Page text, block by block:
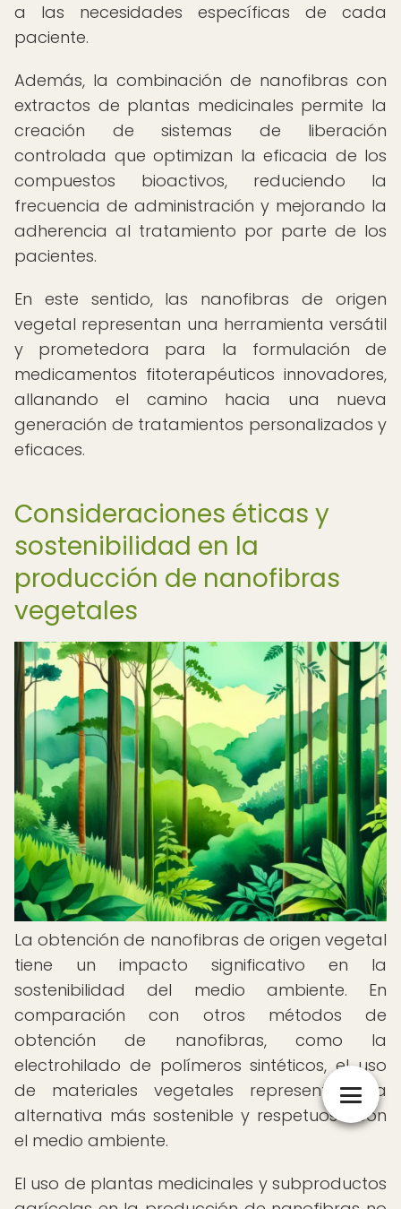
a las necesidades específicas de cada
paciente.
Además, la combinación de nanofibras con
extractos de plantas medicinales permite la
creación de sistemas de liberación
controlada que optimizan la eficacia de los
compuestos bioactivos, reduciendo la
frecuencia de administración y mejorando la
adherencia al tratamiento por parte de los
pacientes.
En este sentido, las nanofibras de origen
vegetal representan una herramienta versátil
y prometedora para la formulación de
medicamentos fitoterapéuticos innovadores,
allanando el camino hacia una nueva
generación de tratamientos personalizados y
eficaces.
Consideraciones éticas y
sostenibilidad en la
producción de nanofibras
vegetales
La obtención de nanofibras de origen vegetal
tiene un impacto significativo en la
sostenibilidad del medio ambiente. En
comparación con otros métodos de
obtención de nanofibras, como la
electrohilado de polímeros sintéticos, el uso
de materiales vegetales representa una
alternativa más sostenible y respetuosa con
el medio ambiente.
El uso de plantas medicinales y subproductos